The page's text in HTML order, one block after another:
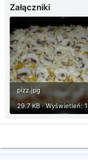
Załączniki
pizz.jpg
29.7 KB · Wyświetleń: 1